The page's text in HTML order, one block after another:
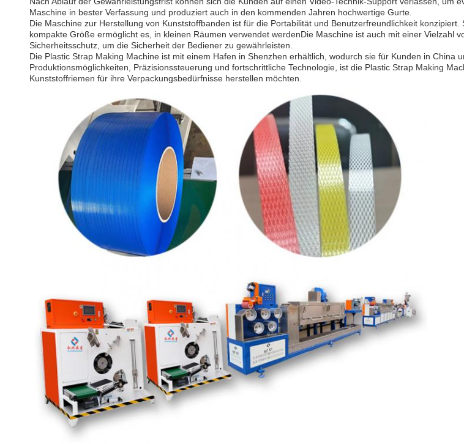
Maschine in bester Verfassung und produziert auch in den kommenden Jahren hochwertige Gurte.
Die Maschine zur Herstellung von Kunststoffbanden ist für die Portabilität und Benutzerfreundlichkeit
kompakte Größe ermöglicht es, in kleinen Räumen verwendet werdenDie Maschine ist auch mit einer Vielzahl
Sicherheitsschutz, um die Sicherheit der Bediener zu gewährleisten.
Die Plastic Strap Making Machine ist mit einem Hafen in Shenzhen erhältlich, wodurch sie für Kunden in
Produktionsmöglichkeiten, Präzisionssteuerung und fortschrittliche Technologie, ist die Plastic Strap Making
Kunststoffriemen für ihre Verpackungsbedürfnisse herstellen möchten.